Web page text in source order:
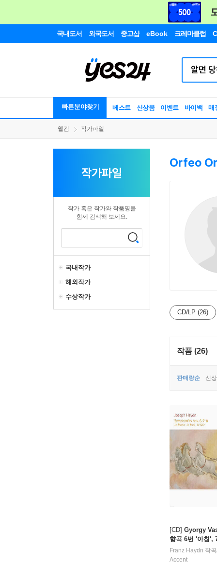
국내도서 외국도서 중고샵 eBook 크레마클럽
빠른분야찾기 베스트 신상품 이벤트 바이백 매
웰컴 작가파일
작가파일
작가 혹은 작가와 작품명을
함께 검색해 보세요.
국내작가
해외작가
수상작가
Orfeo
CD/LP (26)
작품 (26)
판매량순 신
[CD] Gyorgy
향곡 6번 '아침',
(Haydn:
n", No.7 "Le
Franz Haydn 작
Accent